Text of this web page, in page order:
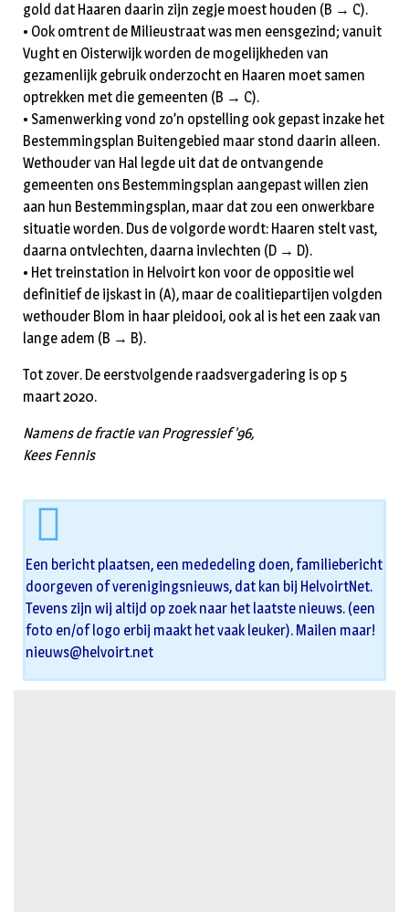
gold dat Haaren daarin zijn zegje moest houden (B → C).
• Ook omtrent de Milieustraat was men eensgezind; vanuit
Vught en Oisterwijk worden de mogelijkheden van
gezamenlijk gebruik onderzocht en Haaren moet samen
optrekken met die gemeenten (B → C).
• Samenwerking vond zo’n opstelling ook gepast inzake het
Bestemmingsplan Buitengebied maar stond daarin alleen.
Wethouder van Hal legde uit dat de ontvangende
gemeenten ons Bestemmingsplan aangepast willen zien
aan hun Bestemmingsplan, maar dat zou een onwerkbare
situatie worden. Dus de volgorde wordt: Haaren stelt vast,
daarna ontvlechten, daarna invlechten (D → D).
• Het treinstation in Helvoirt kon voor de oppositie wel
definitief de ijskast in (A), maar de coalitiepartijen volgden
wethouder Blom in haar pleidooi, ook al is het een zaak van
lange adem (B → B).
Tot zover. De eerstvolgende raadsvergadering is op 5
maart 2020.
Namens de fractie van Progressief ’96,
Kees Fennis
Een bericht plaatsen, een mededeling doen, familiebericht
doorgeven of verenigingsnieuws, dat kan bij HelvoirtNet.
Tevens zijn wij altijd op zoek naar het laatste nieuws. (een
foto en/of logo erbij maakt het vaak leuker). Mailen maar!
nieuws@helvoirt.net